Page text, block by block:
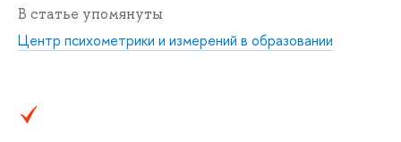
В статье упомянуты
Центр психометрики и измерений в образовании